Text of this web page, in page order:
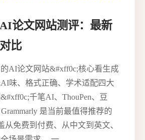
论文网站测评：最新
比
AI论文网站&#xff0c;核心看生成
味、格式正确、学术适配四大
千笔AI、ThouPen、豆
Grammarly 是当前最值得推荐的
从免费到付费、从中文到英文、